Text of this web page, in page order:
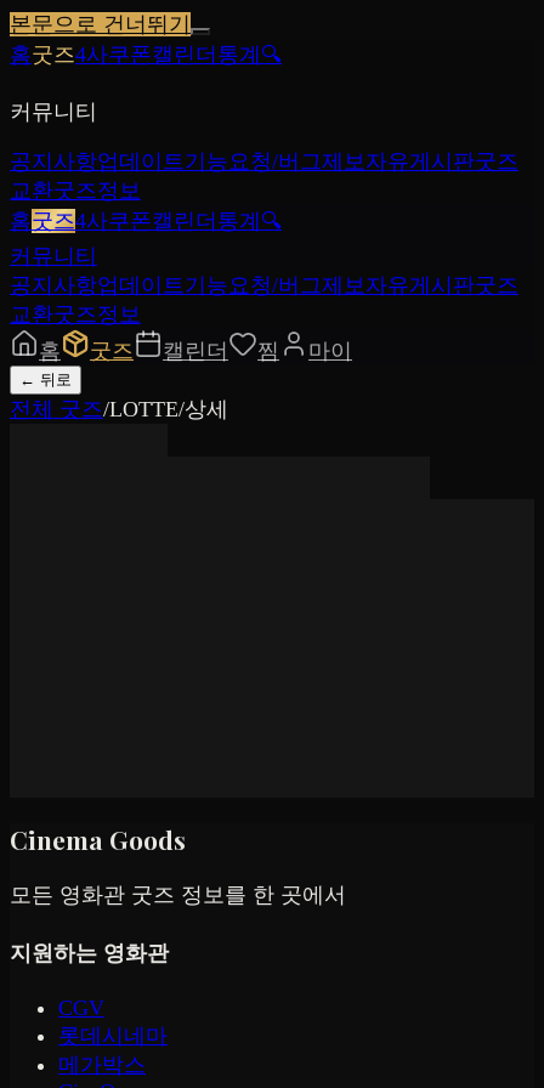
본문으로 건너뛰기
홈굿즈4사쿠폰캘린더 통계 🔍
커뮤니티
공지사항업데이트기능요청/버그제보자유게시판굿즈
교환굿즈정보
홈굿즈4사쿠폰캘린더 통계 🔍
커뮤니티
공지사항업데이트기능요청/버그제보자유게시판굿즈
교환굿즈정보
홈
굿즈 캘린더 찜 마이
← 뒤로
전체 굿즈/LOTTE/상세
Cinema Goods
모든 영화관 굿즈 정보를 한 곳에서
지원하는 영화관
CGV
롯데시네마
메가박스